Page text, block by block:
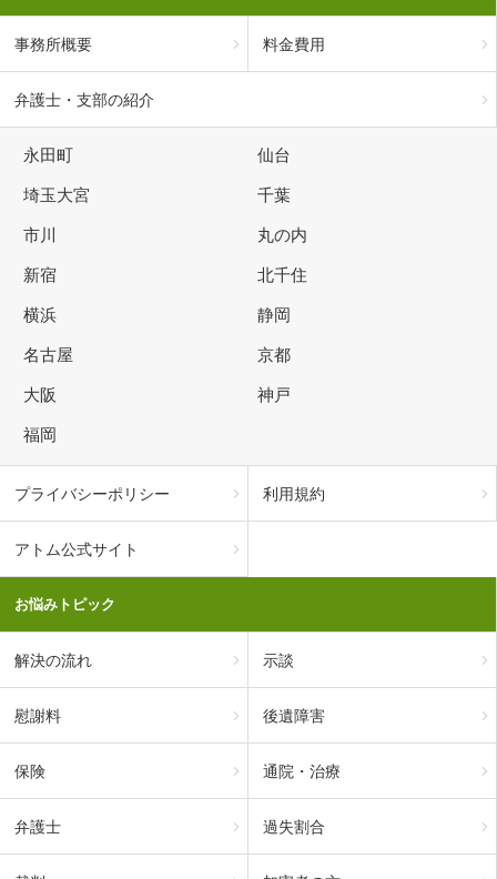
事務所概要 料金費用
弁護士・支部の紹介
永田町 仙台
埼玉大宮 千葉
市川 丸の内
新宿 北千住
横浜 静岡
名古屋 京都
大阪 神戸
福岡
プライバシーポリシー 利用規約
アトム公式サイト
お悩みトピック
解決の流れ 示談
慰謝料 後遺障害
保険 通院・治療
弁護士 過失割合